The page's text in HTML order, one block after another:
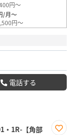
円～
/月～
円～
電話する
・1R-【角部